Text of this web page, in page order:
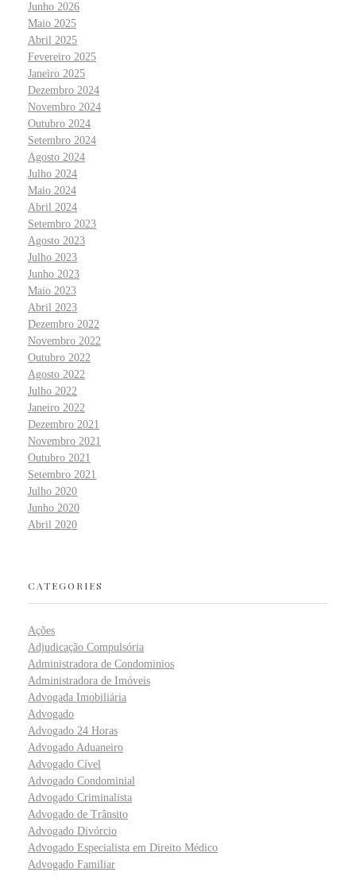
Junho 2026
Maio 2025
Abril 2025
Fevereiro 2025
Janeiro 2025
Dezembro 2024
Novembro 2024
Outubro 2024
Setembro 2024
Agosto 2024
Julho 2024
Maio 2024
Abril 2024
Setembro 2023
Agosto 2023
Julho 2023
Junho 2023
Maio 2023
Abril 2023
Dezembro 2022
Novembro 2022
Outubro 2022
Agosto 2022
Julho 2022
Janeiro 2022
Dezembro 2021
Novembro 2021
Outubro 2021
Setembro 2021
Julho 2020
Junho 2020
Abril 2020
CATEGORIES
Ações
Adjudicação Compulsória
Administradora de Condominios
Administradora de Imóveis
Advogada Imobiliária
Advogado
Advogado 24 Horas
Advogado Aduaneiro
Advogado Cível
Advogado Condominial
Advogado Criminalista
Advogado de Trânsito
Advogado Divórcio
Advogado Especialista em Direito Médico
Advogado Familiar